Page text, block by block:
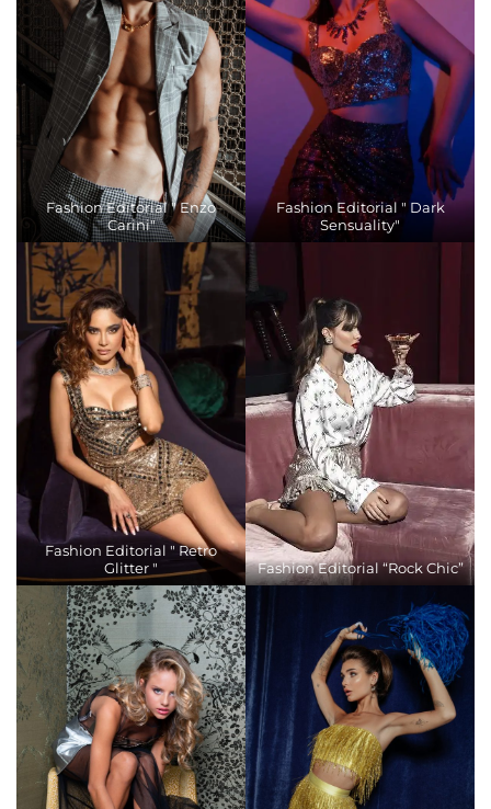
Fashion Editorial " Enzo
Carini"
Fashion Editorial " Dark
Sensuality"
Fashion Editorial " Retro
Glitter "
Fashion Editorial “Rock Chic”